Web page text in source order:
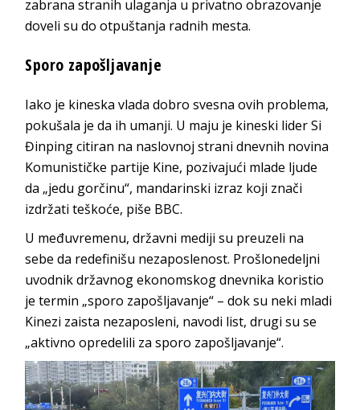
zabrana stranih ulaganja u privatno obrazovanje
doveli su do otpuštanja radnih mesta.
Sporo zapošljavanje
Iako je kineska vlada dobro svesna ovih problema,
pokušala je da ih umanji. U maju je kineski lider Si
Đinping citiran na naslovnoj strani dnevnih novina
Komunističke partije Kine, pozivajući mlade ljude
da „jedu gorčinu“, mandarinski izraz koji znači
izdržati teškoće, piše BBC.
U međuvremenu, državni mediji su preuzeli na
sebe da redefinišu nezaposlenost. Prošlonedeljni
uvodnik državnog ekonomskog dnevnika koristio
je termin „sporo zapošljavanje“ – dok su neki mladi
Kinezi zaista nezaposleni, navodi list, drugi su se
„aktivno opredelili za sporo zapošljavanje“.